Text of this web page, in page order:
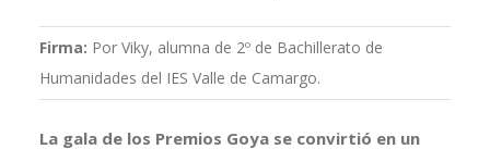
Firma: Por Viky, alumna de 2º de Bachillerato de
Humanidades del IES Valle de Camargo.
La gala de los Premios Goya se convirtió en un